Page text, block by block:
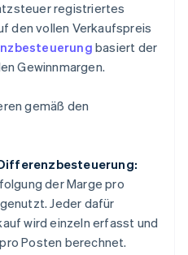
registriertes
den vollen Verkaufspreis
basiert der
Gewinnmargen.
gemäß den
der Marge pro
Jeder dafür
wird einzeln erfasst und
Posten berechnet.